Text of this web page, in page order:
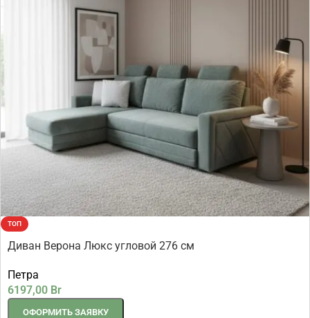
ТОП
Диван Верона Люкс угловой 276 см
Петра
6197,00 Br
ОФОРМИТЬ ЗАЯВКУ